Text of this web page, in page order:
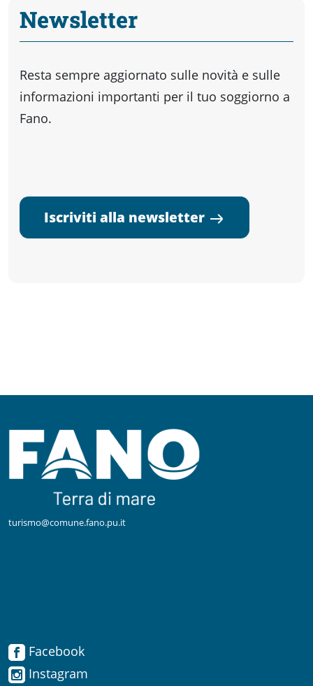
Instagram
Newsletter
Resta sempre aggiornato sulle novità e sulle
informazioni importanti per il tuo soggiorno a
Fano.
Iscriviti alla newsletter
turismo@comune.fano.pu.it
Facebook
Instagram